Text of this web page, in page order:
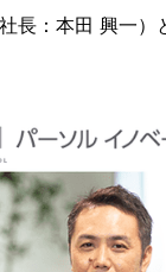
長：本田 興一